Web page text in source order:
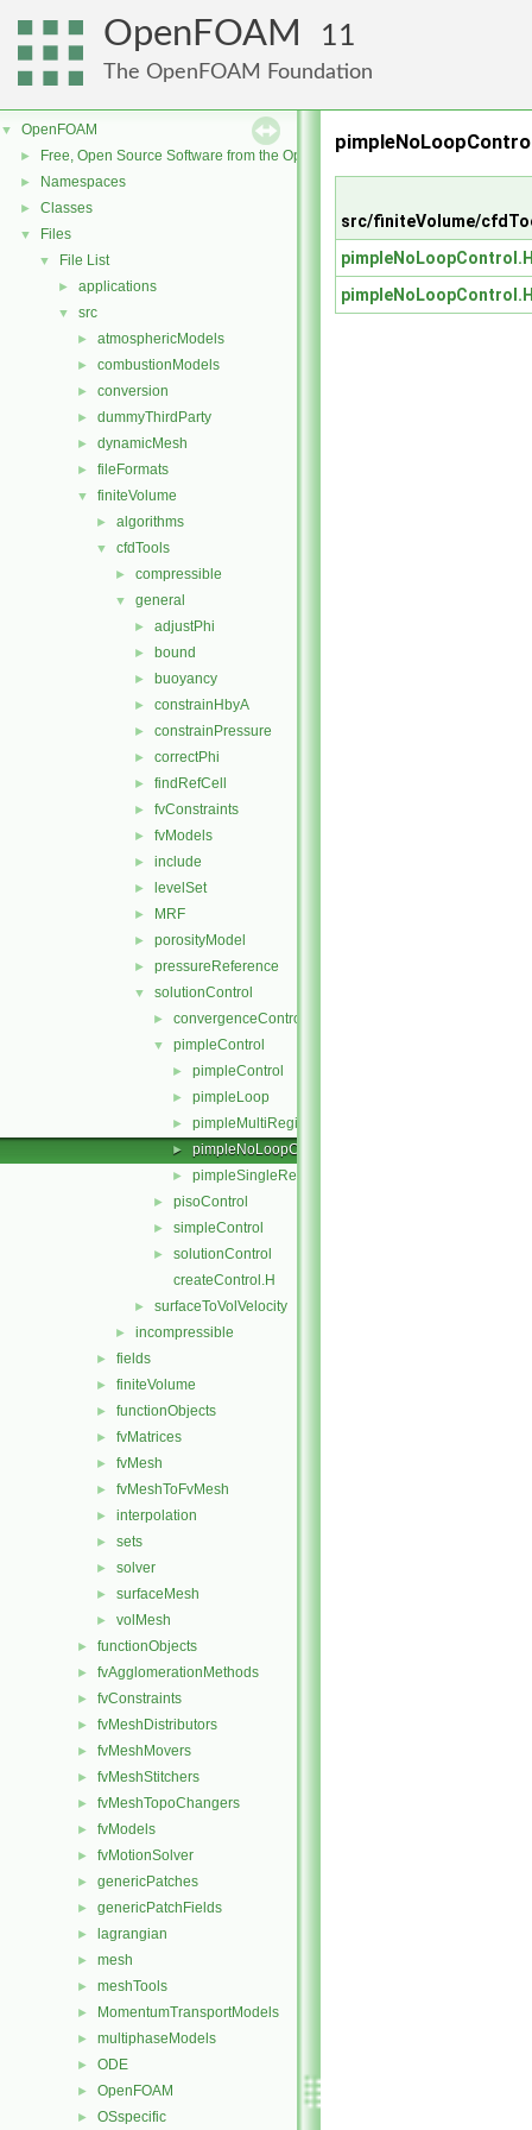
OpenFOAM 11
The OpenFOAM Foundation
▼ OpenFOAM
► Free, Open Source Software from the OpenFOAM Foundation
► Namespaces
► Classes
▼ Files
▼ File List
► applications
▼ src
► atmosphericModels
► combustionModels
► conversion
► dummyThirdParty
► dynamicMesh
► fileFormats
▼ finiteVolume
► algorithms
▼ cfdTools
► compressible
▼ general
► adjustPhi
► bound
► buoyancy
► constrainHbyA
► constrainPressure
► correctPhi
► findRefCell
► fvConstraints
► fvModels
► include
► levelSet
► MRF
► porosityModel
► pressureReference
▼ solutionControl
► convergenceControl
▼ pimpleControl
► pimpleControl
► pimpleLoop
► pimpleMultiRegionControl
► pimpleNoLoopControl
► pimpleSingleRegionControl
► pisoControl
► simpleControl
►
solutionControl
createControl.H
► surfaceToVolVelocity
► incompressible
► fields
► finiteVolume
► functionObjects
► fvMatrices
► fvMesh
► fvMeshToFvMesh
► interpolation
► sets
► solver
► surfaceMesh
► volMesh
► functionObjects
► fvAgglomerationMethods
► fvConstraints
► fvMeshDistributors
► fvMeshMovers
► fvMeshStitchers
► fvMeshTopoChangers
► fvModels
► fvMotionSolver
► genericPatches
► genericPatchFields
► lagrangian
► mesh
► meshTools
► MomentumTransportModels
► multiphaseModels
► ODE
► OpenFOAM
► OSspecific
src/finiteVolume/